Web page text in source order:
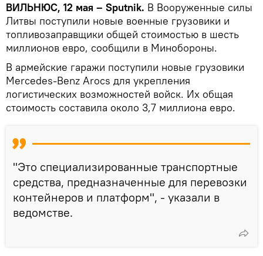
ВИЛЬНЮС, 12 мая – Sputnik. В Вооруженные силы
Литвы поступили новые военные грузовики и
топливозаправщики общей стоимостью в шесть
миллионов евро, сообщили в Минобороны.
В армейские гаражи поступили новые грузовики
Mercedes-Benz Arocs для укрепления
логистических возможностей войск. Их общая
стоимость составила около 3,7 миллиона евро.
"Это специализированные транспортные
средства, предназначенные для перевозки
контейнеров и платформ", - указали в
ведомстве.